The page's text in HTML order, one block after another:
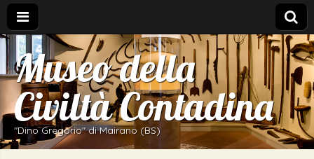
Museo della
Civiltà Contadina
"Dino Gregorio" di Mairano (BS)